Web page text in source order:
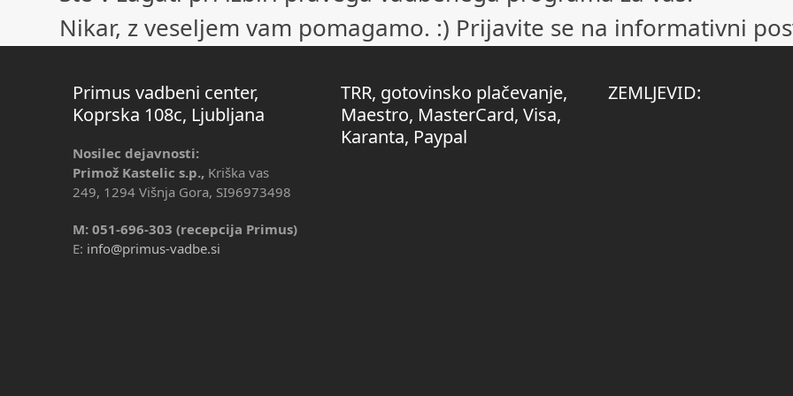
Nikar, z veseljem vam pomagamo. :) Prijavite se na informativni
Primus vadbeni center,
Koprska 108c, Ljubljana
Nosilec dejavnosti:
Primož Kastelic s.p., Kriška vas
249, 1294 Višnja Gora, SI96973498
M: 051-696-303 (recepcija Primus)
E: info@primus-vadbe.si
TRR, gotovinsko plačevanje,
Maestro, MasterCard, Visa,
Karanta, Paypal
ZEMLJEVID: